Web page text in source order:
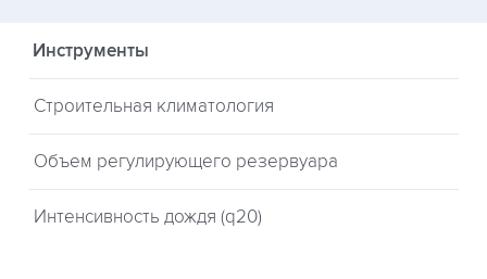
Инструменты
Строительная климатология
Объем регулирующего резервуара
Интенсивность дождя (q20)